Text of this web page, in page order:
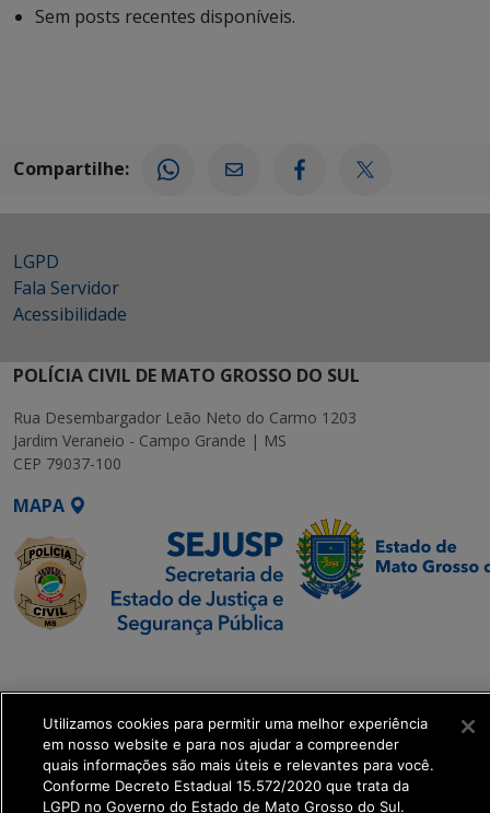
Sem posts recentes disponíveis.
Compartilhe:
LGPD
Fala Servidor
Acessibilidade
POLÍCIA CIVIL DE MATO GROSSO DO SUL
Rua Desembargador Leão Neto do Carmo 1203
Jardim Veraneio - Campo Grande | MS
CEP 79037-100
MAPA
Executiva de
Transformação Digital
get_footer();
Utilizamos cookies para permitir uma melhor experiência
em nosso website e para nos ajudar a compreender
quais informações são mais úteis e relevantes para você.
Conforme Decreto Estadual 15.572/2020 que trata da
LGPD no Governo do Estado de Mato Grosso do Sul.